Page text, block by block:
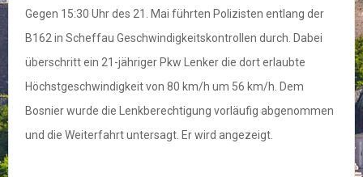
Gegen 15:30 Uhr des 21. Mai führten Polizisten entlang der
B162 in Scheffau Geschwindigkeitskontrollen durch. Dabei
überschritt ein 21-jähriger Pkw Lenker die dort erlaubte
Höchstgeschwindigkeit von 80 km/h um 56 km/h. Dem
Bosnier wurde die Lenkberechtigung vorläufig abgenommen
und die Weiterfahrt untersagt. Er wird angezeigt.